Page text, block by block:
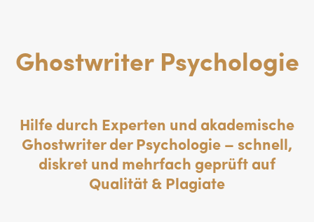
Ghostwriter Psychologie
Hilfe durch Experten und akademische
Ghostwriter der Psychologie – schnell,
diskret und mehrfach geprüft auf
Qualität & Plagiate